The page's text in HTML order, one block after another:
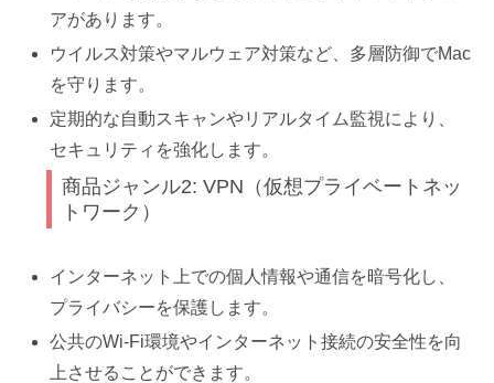
アがあります。
ウイルス対策やマルウェア対策など、多層防御でMac
を守ります。
定期的な自動スキャンやリアルタイム監視により、
セキュリティを強化します。
商品ジャンル2: VPN（仮想プライベートネッ
トワーク）
インターネット上での個人情報や通信を暗号化し、
プライバシーを保護します。
公共のWi-Fi環境やインターネット接続の安全性を向
上させることができます。